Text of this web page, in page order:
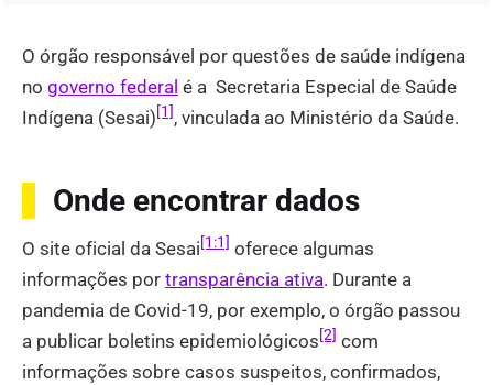
O órgão responsável por questões de saúde indígena
no governo federal é a Secretaria Especial de Saúde
Indígena (Sesai)[1], vinculada ao Ministério da Saúde.
Onde encontrar dados
O site oficial da Sesai [1:1]
oferece algumas
informações por transparência ativa. Durante a
pandemia de Covid-19, por exemplo, o órgão passou
a publicar boletins epidemiológicos [2] com
informações sobre casos suspeitos, confirmados,